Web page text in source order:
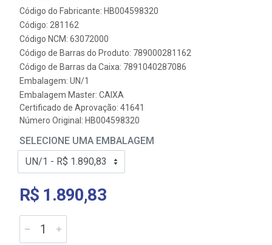
Código do Fabricante: HB004598320
Código: 281162
Código NCM: 63072000
Código de Barras do Produto: 789000281162
Código de Barras da Caixa: 7891040287086
Embalagem: UN/1
Embalagem Master: CAIXA
Certificado de Aprovação: 41641
Número Original: HB004598320
SELECIONE UMA EMBALAGEM
R$ 1.890,83